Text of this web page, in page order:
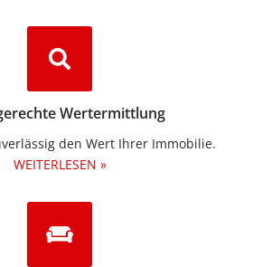
Wertermittlung
den Wert Ihrer Immobilie.
WEITERLESEN »